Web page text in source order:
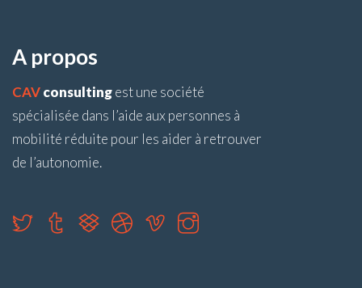
A propos
CAVconsultingest une société
spécialisée dans l’aide aux personnes à
mobilité réduite pour les aider à retrouver
de l’autonomie.